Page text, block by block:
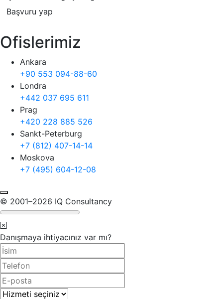
Başvuru yap
Ofislerimiz
Ankara
+90 553 094-88-60
Londra
+442 037 695 611
Prag
+420 228 885 526
Sankt-Peterburg
+7 (812) 407-14-14
Moskova
+7 (495) 604-12-08
© 2001–2026 IQ Consultancy
Danışmaya ihtiyacınız var mı?